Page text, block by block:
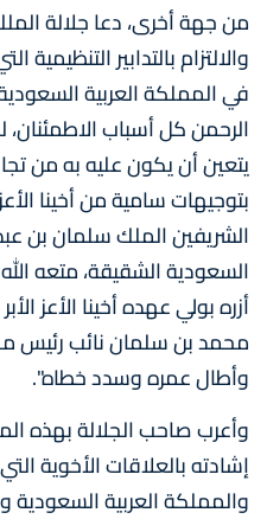
من جهة أخرى، دعا جلالة
والالتزام بالتدابير
في المملكة العربية
الرحمن كل أسباب
يتعين أن يكون عليه به من
بتوجيهات سامية من أخينا
الشريفين الملك سلمان بن
السعودية الشقيقة، متعه
أزره بولي عهده أخينا الأعز
محمد بن سلمان نائب رئيس
وأطال عمره وسدد خطاه".
وأعرب صاحب الجلالة بهذه
إشادته بالعلاقات الأخوية
والمملكة العربية